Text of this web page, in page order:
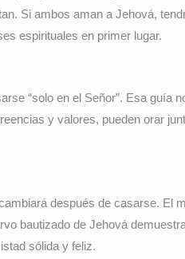
Si ambos aman a Jehová,
espirituales en primer lugar.
“solo en el Señor”. Esa guía
y valores, pueden orar
después de casarse. El
bautizado de Jehová
sólida y feliz.